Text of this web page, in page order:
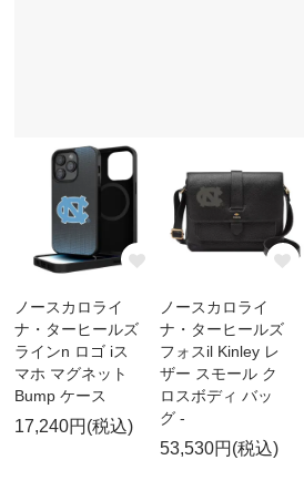
ノースカロライ
ナ・ターヒールズ
ラインn ロゴ iス
マホ マグネット
Bump ケース
17,240円(税込)
ノースカロライ
ナ・ターヒールズ
フォスil Kinley レ
ザー スモール ク
ロスボディ バッ
グ -
53,530円(税込)